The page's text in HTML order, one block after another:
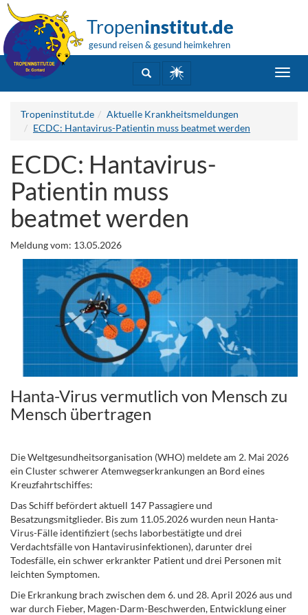
Tropeninstitut.de
gesund reisen & gesund heimkehren
Tropeninstitut.de
Aktuelle Krankheitsmeldungen
ECDC: Hantavirus-Patientin muss beatmet werden
ECDC: Hantavirus-
Patientin muss
beatmet werden
Meldung vom: 13.05.2026
Hanta-Virus vermutlich von Mensch zu
Mensch übertragen
Die Weltgesundheitsorganisation (WHO) meldete am 2. Mai 2026
ein Cluster schwerer Atemwegserkrankungen an Bord eines
Kreuzfahrtschiffes:
Das Schiff befördert aktuell 147 Passagiere und
Besatzungsmitglieder. Bis zum 11.05.2026 wurden neun Hanta-
Virus-Fälle identifiziert (sechs laborbestätigte und drei
Verdachtsfälle von Hantavirusinfektionen), darunter drei
Todesfälle, ein schwer erkrankter Patient und drei Personen mit
leichten Symptomen.
Die Erkrankung brach zwischen dem 6. und 28. April 2026 aus und
war durch Fieber, Magen-Darm-Beschwerden, Entwicklung einer